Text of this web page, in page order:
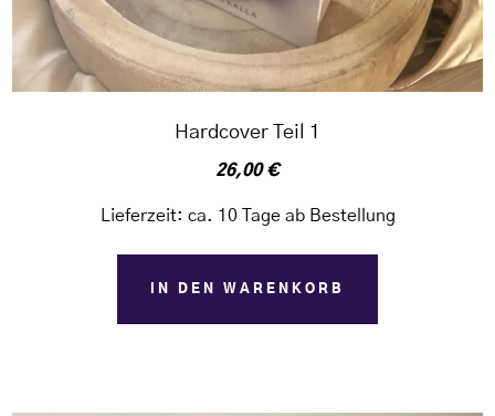
Hardcover Teil 1
26,00 €
Lieferzeit: ca. 10 Tage ab Bestellung
IN DEN WARENKORB